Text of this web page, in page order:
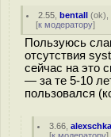
2.55 ,bentall (ok),
[к модератору]
Пользуюсь
отсутствия
сейчас на это
— за те 5-10
пользовался
3.66 ,alexschka